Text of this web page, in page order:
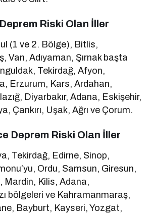
Riski Olan İller
(1 ve 2. Bölge), Bitlis,
Van, Adıyaman, Şırnak başta
Tekirdağ, Afyon,
Erzurum, Kars, Ardahan,
Diyarbakır, Adana, Eskişehir,
Çankırı, Uşak, Ağrı ve Çorum.
Deprem Riski Olan İller
Tekirdağ, Edirne, Sinop,
Ordu, Samsun, Giresun,
Mardin, Kilis, Adana,
bölgeleri ve Kahramanmaraş,
Bayburt, Kayseri, Yozgat,